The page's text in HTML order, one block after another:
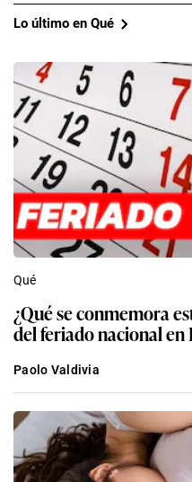
Lo último en Qué
Qué
¿Qué se conmemora
del feriado nacional en
Paolo Valdivia